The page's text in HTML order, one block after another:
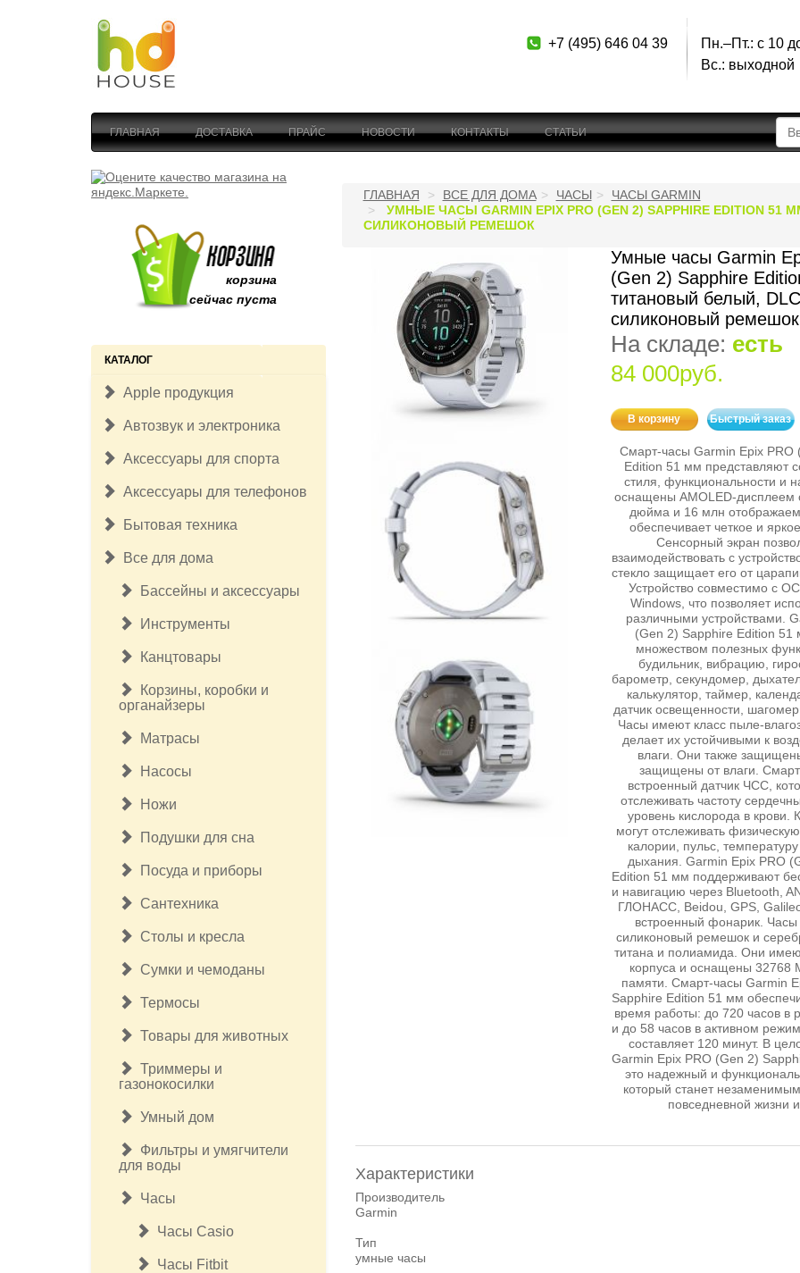
+7 (495) 646 04 39
Пн.–Пт.: с 10
Вс.: выходной
ГЛАВНАЯ ДОСТАВКА ПРАЙС НОВОСТИ КОНТАКТЫ СТАТЬИ
корзина
сейчас пуста
КАТАЛОГ
Apple продукция
Автозвук и электроника
Аксессуары для спорта
Аксессуары для телефонов
Бытовая техника
Все для дома
Бассейны и аксессуары
Инструменты
Канцтовары
Корзины, коробки и
органайзеры
Матрасы
Насосы
Ножи
Подушки для сна
Посуда и приборы
Сантехника
Столы и кресла
Сумки и чемоданы
Термосы
Товары для животных
Триммеры и
газонокосилки
Умный дом
Фильтры и умягчители
для воды
Часы
Часы Casio
Часы Fitbit
ГЛАВНАЯ ВСЕ ДЛЯ ДОМА ЧАСЫ
ЧАСЫ GARMIN
УМНЫЕ ЧАСЫ GARMIN EPIX PRO (GEN 2) SAPPHIRE EDITION
СИЛИКОНОВЫЙ РЕМЕШОК
Умные часы Garmin
(Gen 2) Sapphire
титановый белый,
силиконовый ремешок
На складе: есть
84 000руб.
В корзину Быстрый заказ
Смарт-часы Garmin Epix PRO
Edition 51 мм представляют
стиля, функциональности и
оснащены AMOLED-дисплеем
дюйма и 16 млн
обеспечивает четкое и
Сенсорный экран
взаимодействовать с
стекло защищает его от
Устройство совместимо с
Windows, что позволяет
различными устройствами.
(Gen 2) Sapphire Edition
множеством полезных
будильник, вибрацию,
барометр, секундомер,
калькулятор, таймер,
датчик освещенности, шагомер
Часы имеют класс пыле-
делает их устойчивыми к
влаги. Они также
защищены от влаги.
встроенный датчик ЧСС,
отслеживать частоту
уровень кислорода в крови.
могут отслеживать физическую
калории, пульс,
дыхания. Garmin Epix PRO
Edition 51 мм поддерживают
и навигацию через Bluetooth,
ГЛОНАСС, Beidou, GPS,
встроенный фонарик.
силиконовый ремешок и
титана и полиамида. Они
корпуса и оснащены 32768
памяти. Смарт-часы Garmin
Sapphire Edition 51 мм
время работы: до 720 часов в
и до 58 часов в активном
составляет 120 минут. В
Garmin Epix PRO (Gen 2)
это надежный и
который станет
повседневной жизни и
Характеристики
Производитель
Garmin
Тип
умные часы